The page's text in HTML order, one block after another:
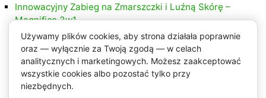
Innowacyjny Zabieg na Zmarszczki i Luźną Skórę –
Magnifico 3w1
Najnowsze komentarze
Używamy plików cookies, aby strona działała poprawnie
oraz — wyłącznie za Twoją zgodą — w celach
analitycznych i marketingowych. Możesz zaakceptować
wszystkie cookies albo pozostać tylko przy
niezbędnych.